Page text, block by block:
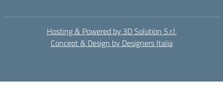
Hosting & Powered by 3D Solution S.r.l.
Concept & Design by Designers Italia